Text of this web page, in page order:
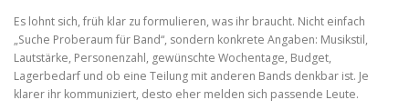
Es lohnt sich, früh klar zu formulieren, was ihr braucht. Nicht einfach
„Suche Proberaum für Band“, sondern konkrete Angaben: Musikstil,
Lautstärke, Personenzahl, gewünschte Wochentage, Budget,
Lagerbedarf und ob eine Teilung mit anderen Bands denkbar ist. Je
klarer ihr kommuniziert, desto eher melden sich passende Leute.